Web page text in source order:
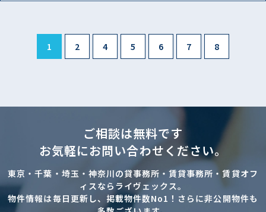
1 2 4 5 6 7 8
ご相談は無料です
お気軽にお問い合わせください。
東京・千葉・埼玉・神奈川の貸事務所・賃貸事務所・賃貸オフ
ィスならライヴェックス。
物件情報は毎日更新し、掲載物件数No1！さらに非公開物件も